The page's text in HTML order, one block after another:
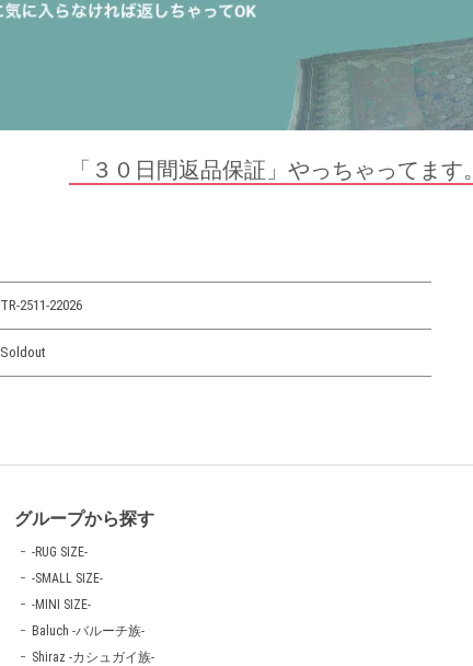
「３０日間返品保証」やっちゃってます。
TR-2511-22026
Soldout
グループから探す
-RUG SIZE-
-SMALL SIZE-
-MINI SIZE-
Baluch -バルーチ族-
Shiraz -カシュガイ族-